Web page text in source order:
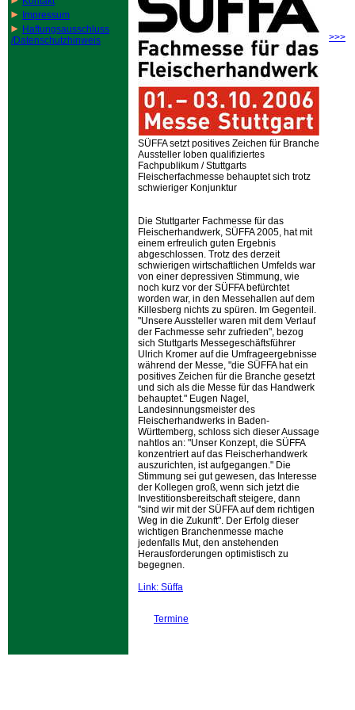
Impressum
Haftungsausschluss
/Datenschutzhinweis
SÜFFA setzt positives Zeichen für Branche
Aussteller loben qualifiziertes
Fachpublikum / Stuttgarts
Fleischerfachmesse behauptet sich trotz
schwieriger Konjunktur
Die Stuttgarter Fachmesse für das
Fleischerhandwerk, SÜFFA 2005, hat mit
einem erfreulich guten Ergebnis
abgeschlossen. Trotz des derzeit
schwierigen wirtschaftlichen Umfelds war
von einer depressiven Stimmung, wie
noch kurz vor der SÜFFA befürchtet
worden war, in den Messehallen auf dem
Killesberg nichts zu spüren. Im Gegenteil.
Unsere Aussteller waren mit dem Verlauf
der Fachmesse sehr zufrieden , bezog
sich Stuttgarts Messegeschäftsführer
Ulrich Kromer auf die Umfrageergebnisse
während der Messe, die SÜFFA hat ein
positives Zeichen für die Branche gesetzt
und sich als die Messe für das Handwerk
behauptet.
Eugen Nagel,
Landesinnungsmeister des
Fleischerhandwerks in Baden-
Württemberg, schloss sich dieser Aussage
nahtlos an: Unser Konzept, die SÜFFA
konzentriert auf das Fleischerhandwerk
auszurichten, ist aufgegangen.
Die
Stimmung sei gut gewesen, das Interesse
der Kollegen groß, wenn sich jetzt die
Investitionsbereitschaft steigere, dann
sind wir mit der SÜFFA auf dem richtigen
Weg in die Zukunft . Der Erfolg dieser
wichtigen Branchenmesse mache
jedenfalls Mut, den anstehenden
Herausforderungen optimistisch zu
begegnen.
Link: Süffa
Termine
>>>